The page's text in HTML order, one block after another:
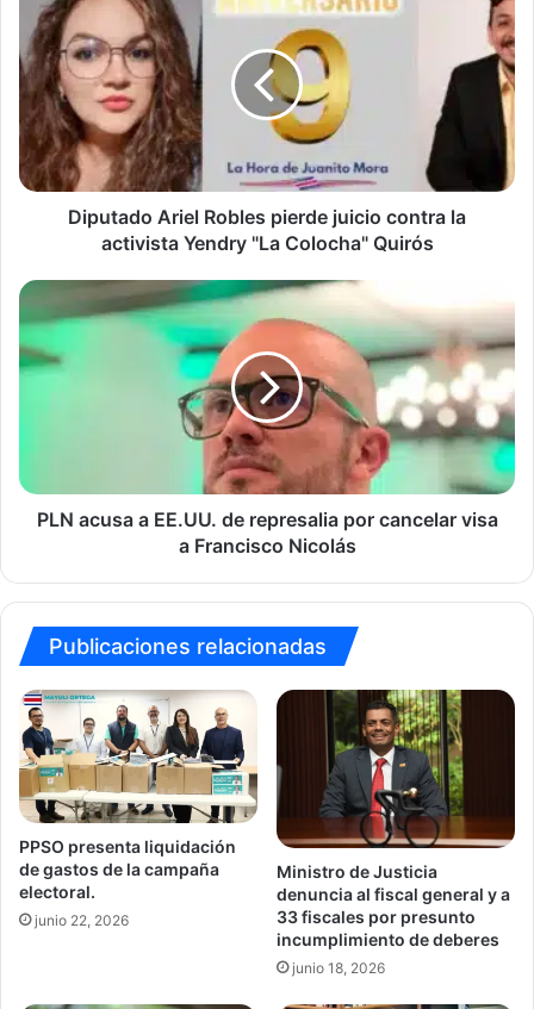
Ariel
Robles
pierde
juicio
contra
la
activista
Yendry
Diputado Ariel Robles pierde juicio contra la
activista Yendry "La Colocha" Quirós
PLN
acusa
a
EE.UU.
visa
PLN acusa a EE.UU. de represalia por cancelar visa
a Francisco Nicolás
Publicaciones relacionadas
PPSO presenta liquidación
de gastos de la campaña
electoral.
junio 22, 2026
Ministro de Justicia
denuncia al fiscal general y a
33 fiscales por presunto
incumplimiento de deberes
junio 18, 2026